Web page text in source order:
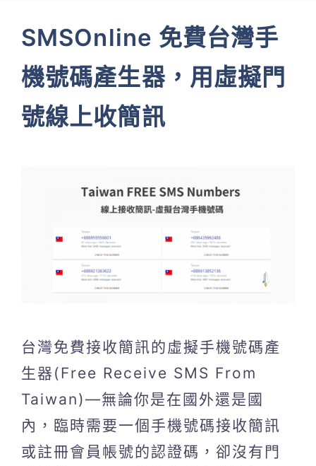
SMSOnline 免費台灣手
機號碼產生器，用虛擬門
號線上收簡訊
台灣免費接收簡訊的虛擬手機號碼產
生器(Free Receive SMS From
Taiwan)—無論你是在國外還是國
內，臨時需要一個手機號碼接收簡訊
或註冊會員帳號的認證碼，卻沒有門